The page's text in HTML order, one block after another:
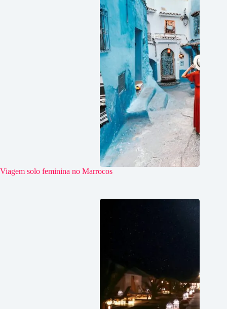
Viagem solo feminina no Marrocos